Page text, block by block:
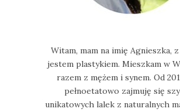
Witam, mam na imię Agnieszka,
jestem plastykiem. Mieszkam w
razem z mężem i synem. Od
pełnoetatowo zajmuję się
unikatowych lalek z naturalnych